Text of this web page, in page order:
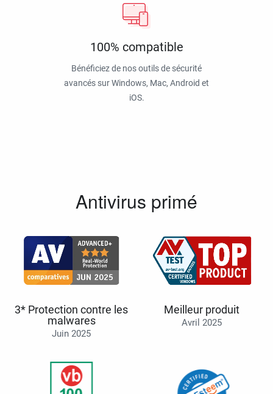
100% compatible
Bénéficiez de nos outils de sécurité
avancés sur Windows, Mac, Android et
iOS.
Antivirus primé
3* Protection contre les
malwares
Juin 2025
Meilleur produit
Avril 2025